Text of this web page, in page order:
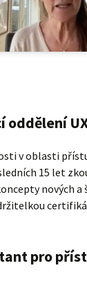
oddělení
v oblasti
15 let
nových
pro